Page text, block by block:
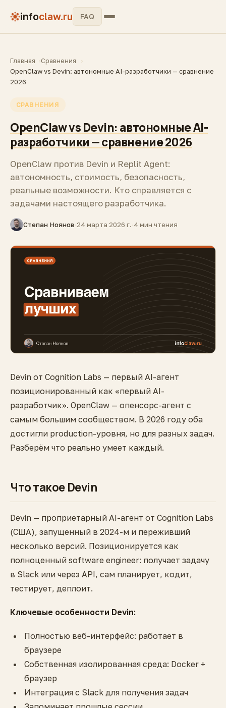
infoclaw.ru FAQ
Главная
Сравнения
OpenClaw vs Devin: автономные AI-разработчики — сравнение
2026
СРАВНЕНИЯ
OpenClaw vs Devin: автономные AI-
разработчики — сравнение 2026
OpenClaw против Devin и Replit Agent:
автономность, стоимость, безопасность,
реальные возможности. Кто справляется с
задачами настоящего разработчика.
Степан Ноянов·24 марта 2026 г.·4 мин чтения
Devin от Cognition Labs — первый AI-агент
позиционированный как «первый AI-
разработчик». OpenClaw — опенсорс-агент с
самым большим сообществом. В 2026 году оба
достигли production-уровня, но для разных задач.
Разберём что реально умеет каждый.
Что такое Devin
Devin — проприетарный AI-агент от Cognition Labs
(США), запущенный в 2024-м и переживший
несколько версий. Позиционируется как
полноценный software engineer: получает задачу
в Slack или через API, сам планирует, кодит,
тестирует, деплоит.
Ключевые особенности Devin:
Полностью веб-интерфейс: работает в
браузере
Собственная изолированная среда: Docker +
браузер
Интеграция с Slack для получения задач